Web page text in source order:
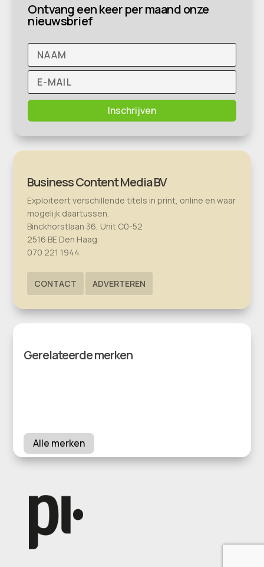
Ontvang een keer per maand onze
nieuwsbrief
Inschrijven
Business Content Media BV
Exploiteert verschillende titels in print, online en waar
mogelijk daartussen.
Binckhorstlaan 36, Unit C0-52
2516 BE Den Haag
070 221 1944
CONTACT ADVERTEREN
Gerelateerde merken
Alle merken